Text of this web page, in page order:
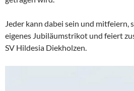
Jeder kann dabei sein und mitfeiern,
eigenes Jubiläumstrikot und feiert
SV Hildesia Diekholzen.